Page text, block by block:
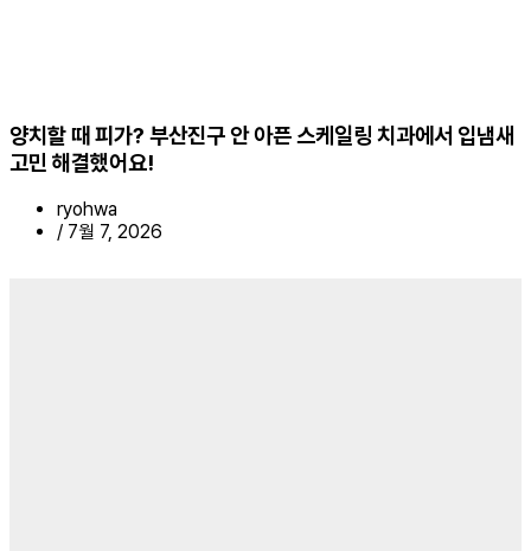
양치할 때 피가? 부산진구 안 아픈 스케일링 치과에서 입냄새
고민 해결했어요!
ryohwa
/ 7월 7, 2026